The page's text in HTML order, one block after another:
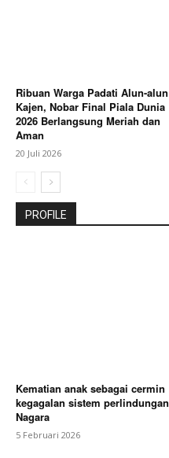
Ribuan Warga Padati Alun-alun
Kajen, Nobar Final Piala Dunia
2026 Berlangsung Meriah dan
Aman
20 Juli 2026
PROFILE
Kematian anak sebagai cermin
kegagalan sistem perlindungan
Nagara
5 Februari 2026